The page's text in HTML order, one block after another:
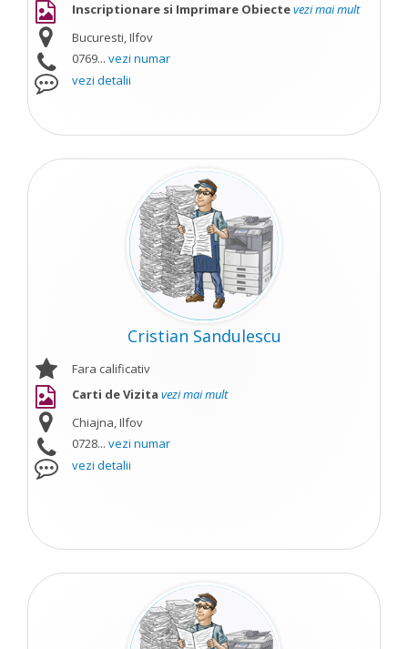
Inscriptionare si Imprimare Obiectevezi mai mult
Bucuresti, Ilfov
0769... vezi numar
vezi detalii
Cristian Sandulescu
Fara calificativ
Carti de Vizita vezi mai mult
Chiajna, Ilfov
0728... vezi numar
vezi detalii